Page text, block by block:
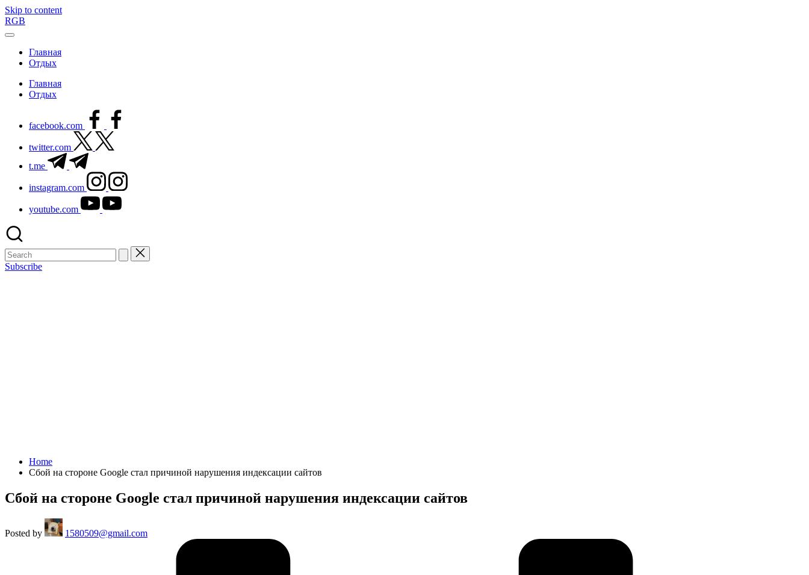
Skip to content
RGB
Главная
Отдых
Главная
Отдых
facebook.com
twitter.com
t.me
instagram.com
youtube.com
Subscribe
Home
Сбой на стороне Google стал причиной нарушения индексации сайтов
Сбой на стороне Google стал причиной нарушения индексации сайтов
Posted by 1580509@gmail.com